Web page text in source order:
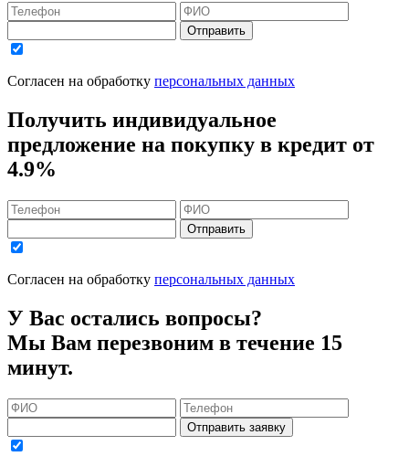
Отправить
Согласен на обработку персональных данных
Получить индивидуальное
предложение на покупку в кредит от
4.9%
Отправить
Согласен на обработку персональных данных
У Вас остались вопросы?
Мы Вам перезвоним в течение 15
минут.
Отправить заявку